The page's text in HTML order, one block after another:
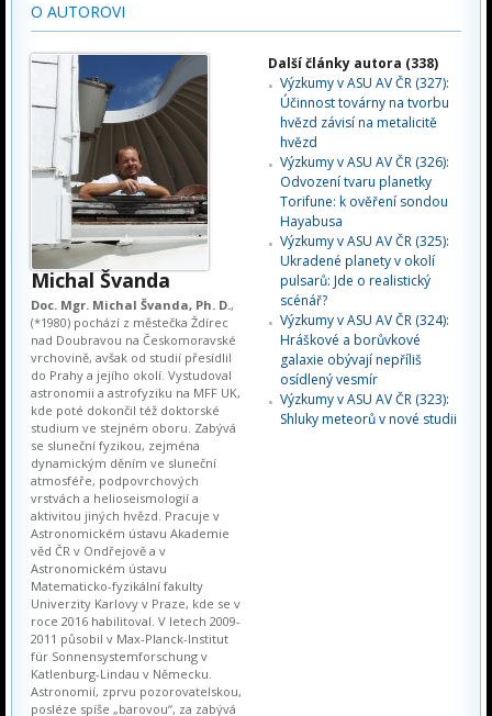
O AUTOROVI
Michal Švanda
Doc. Mgr. Michal Švanda, Ph. D.,
(*1980) pochází z městečka Ždírec
nad Doubravou na Českomoravské
vrchovině, avšak od studií přesídlil
do Prahy a jejího okolí. Vystudoval
astronomii a astrofyziku na MFF UK,
kde poté dokončil též doktorské
studium ve stejném oboru. Zabývá
se sluneční fyzikou, zejména
dynamickým děním ve sluneční
atmosféře, podpovrchových
vrstvách a helioseismologií a
aktivitou jiných hvězd. Pracuje v
Astronomickém ústavu Akademie
věd ČR v Ondřejově a v
Astronomickém ústavu
Matematicko-fyzikální fakulty
Univerzity Karlovy v Praze, kde se v
roce 2016 habilitoval. V letech 2009-
2011 působil v Max-Planck-Institut
für Sonnensystemforschung v
Katlenburg-Lindau v Německu.
Astronomií, zprvu pozorovatelskou,
posléze spíše „barovou“, za zabývá
Další články autora (338)
Výzkumy v ASU AV ČR (327):
Účinnost továrny na tvorbu
hvězd závisí na metalicitě
hvězd
Výzkumy v ASU AV ČR (326):
Odvození tvaru planetky
Torifune: k ověření sondou
Hayabusa
Výzkumy v ASU AV ČR (325):
Ukradené planety v okolí
pulsarů: Jde o realistický
scénář?
Výzkumy v ASU AV ČR (324):
Hráškové a borůvkové
galaxie obývají nepříliš
osídlený vesmír
Výzkumy v ASU AV ČR (323):
Shluky meteorů v nové studii